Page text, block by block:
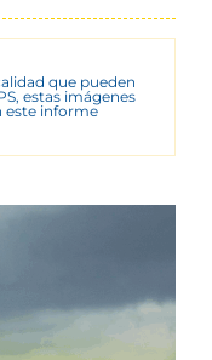
que pueden
estas imágenes
este informe